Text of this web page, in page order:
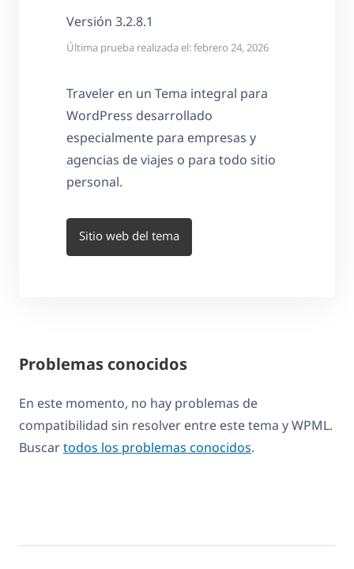
Versión 3.2.8.1
Última prueba realizada el: febrero 24, 2026
Traveler en un Tema integral para
WordPress desarrollado
especialmente para empresas y
agencias de viajes o para todo sitio
personal.
Sitio web del tema
Problemas conocidos
En este momento, no hay problemas de
compatibilidad sin resolver entre este tema y WPML.
Buscartodos los problemas conocidos.